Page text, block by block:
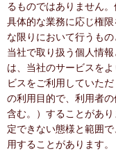
るものではありません
具体的な業務に応じ権
な限りにおいて行うもの
当社で取り扱う個人情
は、当社のサービスを
ビスをご利用していた
の利用目的で、利用者
含む。）することがあ
定できない態様と範囲
用することがあります。